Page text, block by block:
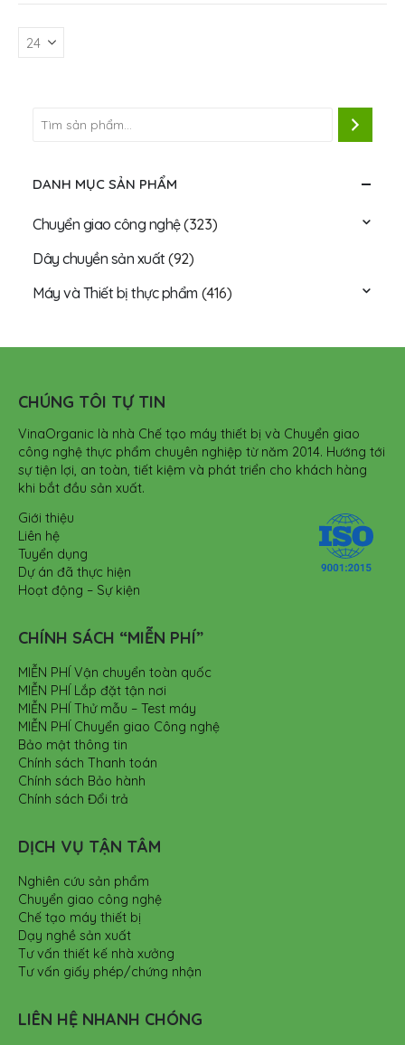
DANH MỤC SẢN PHẨM
Chuyển giao công nghệ(323)
Dây chuyền sản xuất(92)
Máy và Thiết bị thực phẩm (416)
CHÚNG TÔI TỰ TIN
VinaOrganic là nhà Chế tạo máy thiết bị và Chuyển giao
công nghệ thực phẩm chuyên nghiệp từ năm 2014. Hướng tới
sự tiện lợi, an toàn, tiết kiệm và phát triển cho khách hàng
khi bắt đầu sản xuất.
Giới thiệu
Liên hệ
Tuyển dụng
Dự án đã thực hiện
Hoạt động – Sự kiện
CHÍNH SÁCH “MIỄN PHÍ”
MIỄN PHÍ Vận chuyển toàn quốc
MIỄN PHÍ Lắp đặt tận nơi
MIỄN PHÍ Thử mẫu – Test máy
MIỄN PHÍ Chuyển giao Công nghệ
Bảo mật thông tin
Chính sách Thanh toán
Chính sách Bảo hành
Chính sách Đổi trả
DỊCH VỤ TẬN TÂM
Nghiên cứu sản phẩm
Chuyển giao công nghệ
Chế tạo máy thiết bị
Dạy nghề sản xuất
Tư vấn thiết kế nhà xưởng
Tư vấn giấy phép/chứng nhận
LIÊN HỆ NHANH CHÓNG